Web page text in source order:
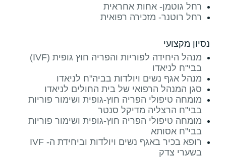
רחל גוטמן- אחות אחראית
רחל רוטנר- מזכירה רפואית
נסיון מקצועי
מנהל היחידה לפוריות והפריה חוץ גופית (IVF)
בבי"ח לניאדו
מנהל אגף נשים ויולדות בביה"ח לניאדו
סגן המנהל הרפואי של בית החולים לניאדו
מומחה טיפולי הפריה חוץ-גופית ושימור פוריות
בבי"ח הרצליה מדיקל סנטר
מומחה טיפולי הפריה חוץ-גופית ושימור פוריות
בבי"ח אסותא
רופא בכיר באגף נשים ויולדות וביחידת ה- IVF
בשערי צדק